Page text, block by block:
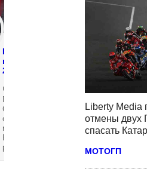
Liberty Media
отмены двух
спасать Катар
МОТОГП
Ducati и Honda теряют позиции
в рейтинге концессий MotoGP
2026 года
Чемпионат мира по Мото Гран-
При вернулся с каникул в
Сильверстоуне. Одной из самых
обсуждаемых новостей
медийного дня Гран-При
Британии будет понижение
рейтинга Ducati в системе
концессий MotoGP. Потенциал
лидеров Королевского класса —